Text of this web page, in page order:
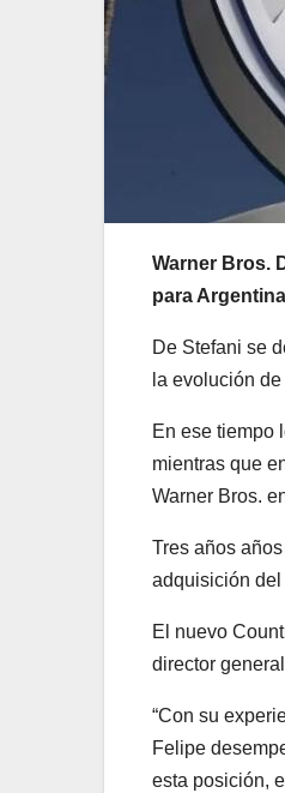
Warner Bros.
para
De Stefani se
la evolución
En ese tiempo
mientras que
Warner Bros.
Tres años
adquisición del
El nuevo
director
“Con su
Felipe
esta posición,